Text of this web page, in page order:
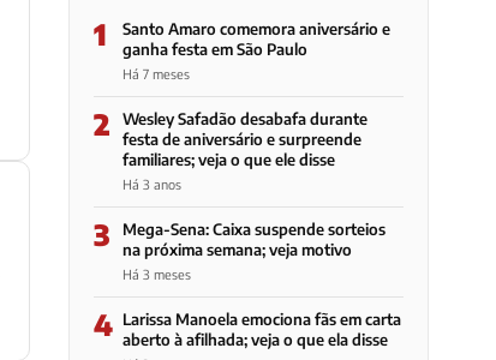
1
Santo Amaro comemora aniversário e
ganha festa em São Paulo
Há 7 meses
2
Wesley Safadão desabafa durante
festa de aniversário e surpreende
familiares; veja o que ele disse
Há 3 anos
3
Mega-Sena: Caixa suspende sorteios
na próxima semana; veja motivo
Há 3 meses
4 Larissa Manoela emociona fãs em carta
aberto à afilhada; veja o que ela disse